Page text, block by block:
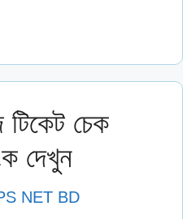
টিকেট চেক
দেখুন
NET BD